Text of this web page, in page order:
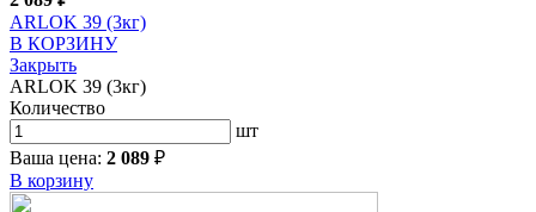
ARLOK 39 (3кг)
В КОРЗИНУ
Закрыть
ARLOK 39 (3кг)
Количество
шт
Ваша цена: 2 089 ₽
В корзину